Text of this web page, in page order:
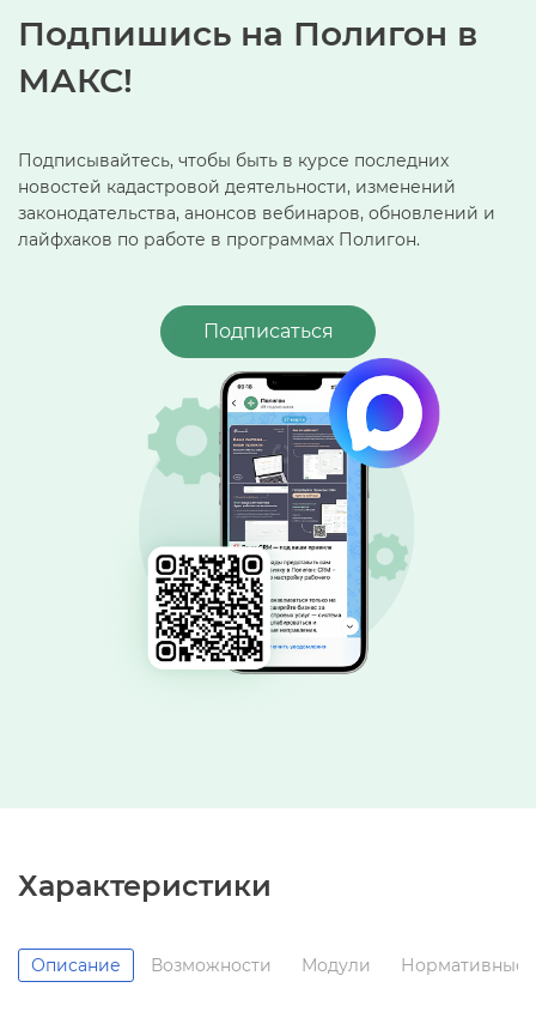
Подпишись на Полигон
МАКС!
Подписывайтесь, чтобы быть в курсе последних
новостей кадастровой деятельности, изменений
законодательства, анонсов вебинаров, обновлений и
лайфхаков по работе в программах Полигон.
Подписаться
Характеристики
Описание озможности Модули Нормативные